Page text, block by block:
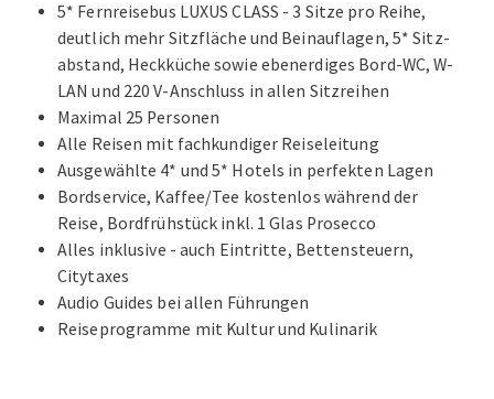
5* Fernreisebus LUXUS CLASS - 3 Sitze pro Reihe,
deutlich mehr Sitzfläche und Beinauflagen, 5* Sitz-
abstand, Heckküche sowie ebenerdiges Bord-WC, W-
LAN und 220 V-Anschluss in allen Sitzreihen
Maximal 25 Personen
Alle Reisen mit fachkundiger Reiseleitung
Ausgewählte 4* und 5* Hotels in perfekten Lagen
Bordservice, Kaffee/Tee kostenlos während der
Reise, Bordfrühstück inkl. 1 Glas Prosecco
Alles inklusive - auch Eintritte, Bettensteuern,
Citytaxes
Audio Guides bei allen Führungen
Reiseprogramme mit Kultur und Kulinarik